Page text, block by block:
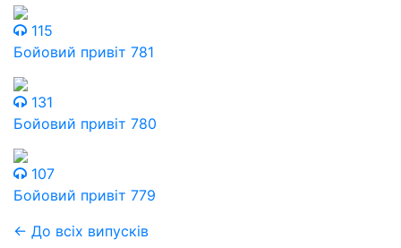
115
Бойовий привіт 781
131
Бойовий привіт 780
107
Бойовий привіт 779
← До всіх випусків